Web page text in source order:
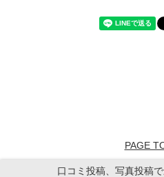
PAGE
口コミ投稿、写真投稿